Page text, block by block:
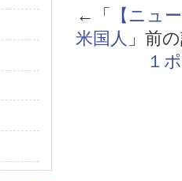
←「
【ニュ
米国人 」前
１